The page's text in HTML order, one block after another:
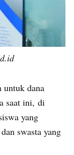
untuk dana
saat ini, di
yang
swasta yang